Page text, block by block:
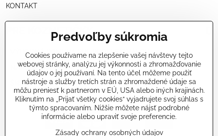
KONTAKT
PRE KOZMETIČKY
VÝHODNÁ PONUKA PRE PROFESIONÁLOV
NÁVODY OŠETRENÍ - VIDEÁ
ŠKOLENIE KOZMETIČIEK V TALIANSKU
Predvoľby súkromia
Cookies používame na zlepšenie vašej návštevy tejto
webovej stránky, analýzu jej výkonnosti a zhromažďovanie
údajov o jej používaní. Na tento účel môžeme použiť
nástroje a služby tretích strán a zhromaždené údaje sa
môžu preniesť k partnerom v EÚ, USA alebo iných krajinách.
Kliknutím na „Prijať všetky cookies“ vyjadrujete svoj súhlas s
týmto spracovaním. Nižšie môžete nájsť podrobné
informácie alebo upraviť svoje preferencie.
Zásady ochrany osobných údajov